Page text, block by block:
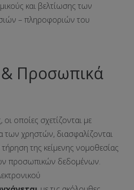
και βελτίωσης των
– πληροφοριών του
Προσωπικά
οποίες σχετίζονται με
χρηστών, διασφαλίζονται
της κείμενης νομοθεσίας
προσωπικών δεδομένων.